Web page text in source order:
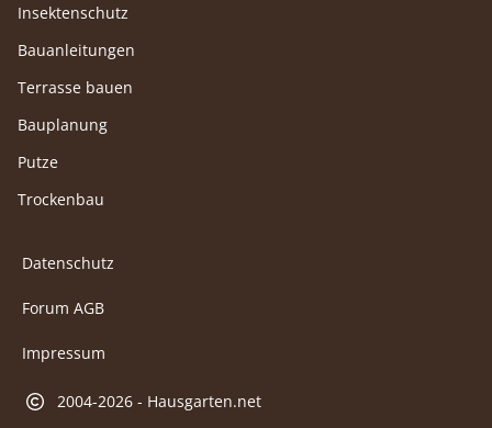
Insektenschutz
Bauanleitungen
Terrasse bauen
Bauplanung
Putze
Trockenbau
Datenschutz
Forum AGB
Impressum
2004-2026 - Hausgarten.net